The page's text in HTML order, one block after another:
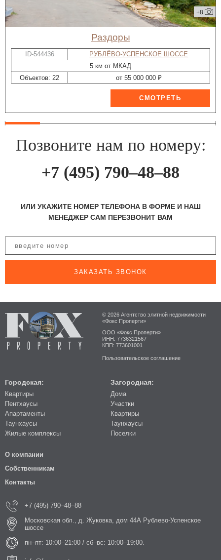
+8
Раздоры
ID-544436
РУБЛЁВО-УСПЕНСКОЕ ШОССЕ
5 км от МКАД
Объектов: 22
от 55 000 000 ₽
Позвоните нам по номеру:
+7 (495) 790–48–88
ИЛИ УКАЖИТЕ НОМЕР ТЕЛЕФОНА В ФОРМЕ И НАШ
МЕНЕДЖЕР САМ ПЕРЕЗВОНИТ ВАМ
ЗАКАЗАТЬ ЗВОНОК
© 2026 Агентство элитной недвижимости
«Фокс Проперти»
ООО «Фокс Проперти»
ИНН: 7736321567
КПП: 773601001
Пользовательское соглашение
Городская:
Квартиры
Пентхаусы
Апартаменты
Таунхаусы
Жилые комплексы
Загородная:
Дома
Участки
Квартиры
Таунхаусы
Поселки
О компании
Собственникам
Контакты
+7 (495) 790–48–88
Московская обл., д. Жуковка, дом 44А Рублево-Успенское
шоссе
пн–пт: 10:00–21:00 / сб–вс: 10:00–19:00.